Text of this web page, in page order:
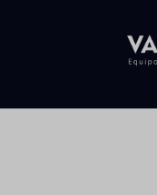
LA